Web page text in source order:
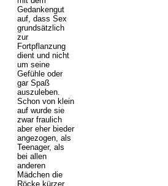
Gedankengut
auf, dass Sex
grundsätzlich
zur
Fortpflanzung
dient und nicht
um seine
Gefühle oder
gar Spaß
auszuleben.
Schon von klein
auf wurde sie
zwar fraulich
aber eher bieder
angezogen, als
Teenager, als
bei allen
anderen
Mädchen die
Röcke kürzer